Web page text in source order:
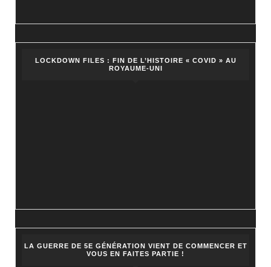
LOCKDOWN FILES : FIN DE L’HISTOIRE « COVID » AU
ROYAUME-UNI
LA GUERRE DE 5E GÉNÉRATION VIENT DE COMMENCER ET
VOUS EN FAITES PARTIE !